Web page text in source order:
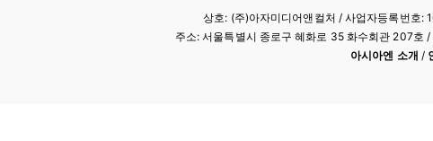
상호: (주)아자미디어앤컬처 /사업자등록번호:
주소: 서울특별시 종로구 혜화로 35 화수회관 207호
아시아엔 소개 /